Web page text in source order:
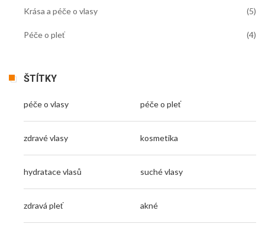
Krása a péče o vlasy (5)
Péče o pleť (4)
ŠTÍTKY
péče o vlasy péče o pleť
zdravé vlasy kosmetika
hydratace vlasů suché vlasy
zdravá pleť akné